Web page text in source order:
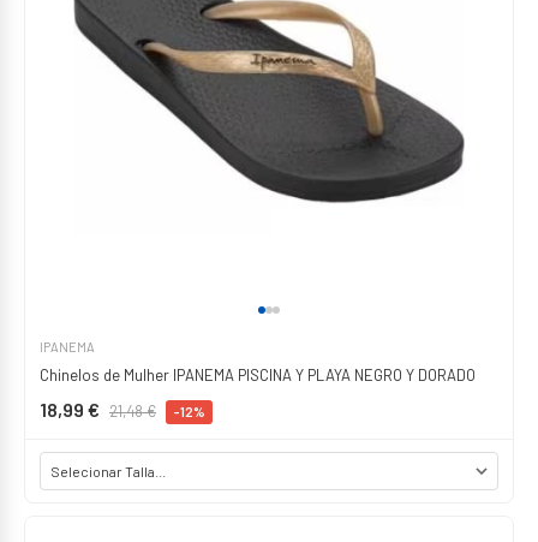
IPANEMA
Chinelos de Mulher IPANEMA PISCINA Y PLAYA NEGRO Y DORADO
18,99 € 21,48 € -12%